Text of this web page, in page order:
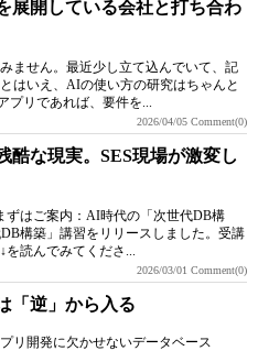
展開している会社と打ち合わ
ません。最近少し立て込んでいて、記
はいえ、AIの使い方の研究はちゃんと
プリであれば、要件を...
2026/04/05 Comment(0)
な現実。SES現場が激変し
ずはご案内：AI時代の「次世代DB構
構築」講習をリリースしました。受講
を読んでみてくださ...
2026/03/01 Comment(0)
「逆」から入る
リ開発に欠かせないデータベース